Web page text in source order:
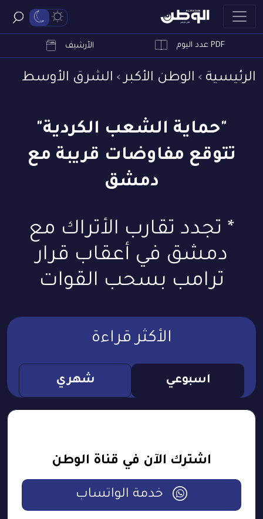
PDF عدد اليوم الأرشيف
الرئيسية الوطن الأكبر الشرق الأوسط
"حماية الشعب الكردية"
تتوقع مفاوضات قريبة مع
دمشق
* تجدد تقارب الأتراك مع
دمشق في أعقاب قرار
ترامب بسحب القوات
الأكثر قراءة
اسبوعي شهري
اشترك الآن في قناة الوطن
خدمة الواتساب